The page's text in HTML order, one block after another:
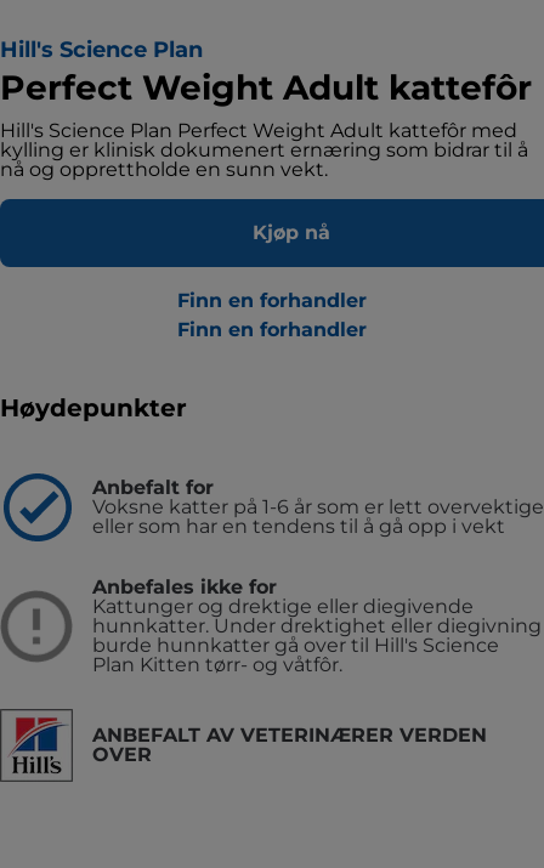
Hill's Science Plan
Perfect Weight Adult kattefôr
Hill's Science Plan Perfect Weight Adult kattefôr med
kylling er klinisk dokumenert ernæring som bidrar til å
nå og opprettholde en sunn vekt.
Kjøp nå
Finn en forhandler
Finn en forhandler
Høydepunkter
Anbefalt for
Voksne katter på 1-6 år som er lett overvektige
eller som har en tendens til å gå opp i vekt
Anbefales ikke for
Kattunger og drektige eller diegivende
hunnkatter. Under drektighet eller diegivning
burde hunnkatter gå over til Hill's Science
Plan Kitten tørr- og våtfôr.
ANBEFALT AV VETERINÆRER VERDEN
OVER